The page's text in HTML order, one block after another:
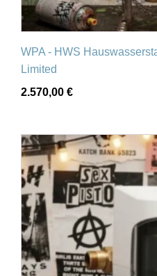
WPA - HWS
Limited
2.570,00 €